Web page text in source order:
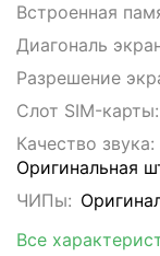
Встроенная
Диагональ
Разрешение
Слот SIM-карты:
Качество звука:
Оригинальная
ЧИПы:
Все